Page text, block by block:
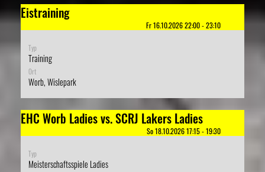
Eistraining
Fr 16.10.2026 22:00 - 23:10
Typ
Training
Ort
Worb, Wislepark
EHC Worb Ladies vs. SCRJ Lakers Ladies
So 18.10.2026 17:15 - 19:30
Typ
Meisterschaftsspiele Ladies